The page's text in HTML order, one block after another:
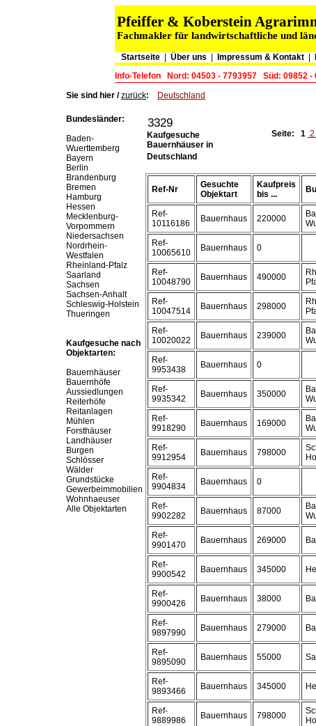
Pfeiffer & Koberstein
Fachmakler für landwirtschaftliche und
Startseite| Über uns Impressum & Kontakt|
Info-Telefon
Nord: 04503 - 7793957 Süd: 09852 -
Sie sind hier /zurück: Deutschland
Bundesländer:
Baden-
Wuerttemberg
Bayern
Berlin
Brandenburg
Bremen
Hamburg
Hessen
Mecklenburg-
Vorpommern
Niedersachsen
Nordrhein-
Westfalen
Rheinland-Pfalz
Saarland
Sachsen
Sachsen-Anhalt
Schleswig-Holstein
Thueringen
Kaufgesuche nach
Objektarten:
Bauernhäuser
Bauernhöfe
Aussiedlungen
Reiterhöfe
Reitanlagen
Mühlen
Forsthäuser
Landhäuser
Burgen
Schlösser
Wälder
Grundstücke
Gewerbeimmobilien
Wohnhaeuser
Alle Objektarten
3329
Kaufgesuche
Bauernhäuser in
Deutschland
Seite: 1 2
Ref-Nr
Gesuchte
Objektart
Kaufpreis
bis ...
Ref-
10116186
Bauernhaus 220000
Ref-
10065610
Bauernhaus 0
Ref-
10048790
Bauernhaus 490000
Ref-
10047514
Bauernhaus 298000
Ref-
10020022
Bauernhaus 239000
Ref-
9953438
Bauernhaus 0
Ref-
9935342
Bauernhaus 350000
Ref-
9918290
Bauernhaus 169000
Ref-
9912954
Bauernhaus 798000
Ref-
9904834
Bauernhaus 0
Ref-
9902282
Bauernhaus 87000
Ref-
9901470
Bauernhaus 269000
Ref-
9900542
Bauernhaus 345000
Ref-
9900426
Bauernhaus 38000
Ref-
9897990
Bauernhaus 279000
Ref-
9895090
Bauernhaus 55000
Ref-
9893466
Bauernhaus 345000
Ref-
9889986
Bauernhaus 798000